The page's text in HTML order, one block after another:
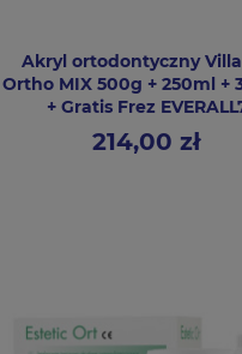
Akryl ortodontyczny
Ortho MIX 500g + 250ml +
+ Gratis Frez
Cena
214,00 zł